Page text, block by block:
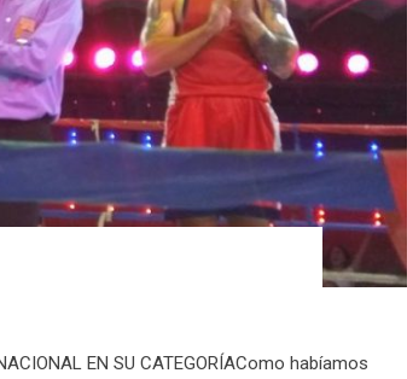
EN SU CATEGORÍAComo habíamos